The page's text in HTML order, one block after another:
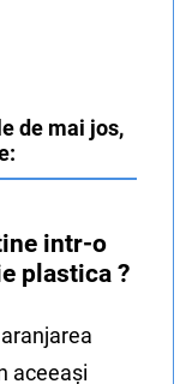
de mai jos,
intr-o
plastica ?
aceeași